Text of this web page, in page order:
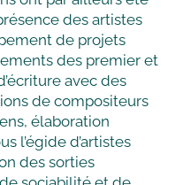
des artistes
de projets
des premier et
avec des
de compositeurs
élaboration
l’égide d’artistes
des sorties